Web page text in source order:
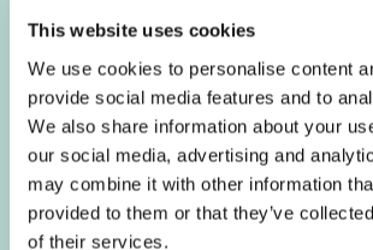
This website uses cookies
We use cookies to personalise content
provide social media features and to
We also share information about your
our social media, advertising and
may combine it with other information
provided to them or that they’ve
of their services.
Calculate flight
Departure
Arrival